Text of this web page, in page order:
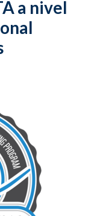
a nivel